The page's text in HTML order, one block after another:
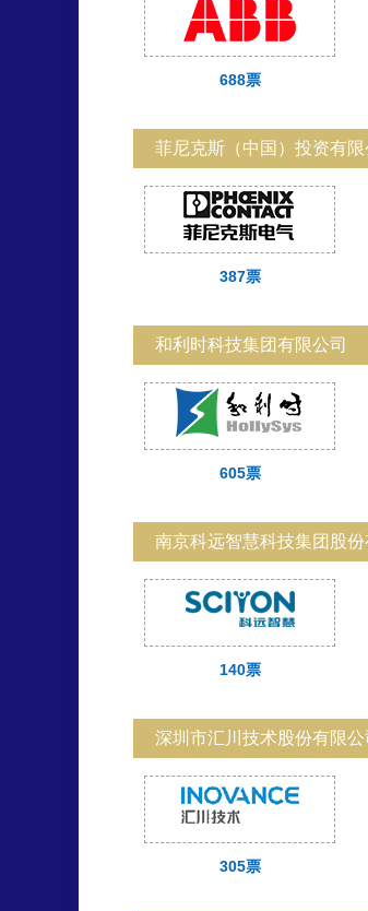
688票
菲尼克斯（中国）投资有限
387票
和利时科技集团有限公司
605票
南京科远智慧科技集团股份
140票
深圳市汇川技术股份有限公
305票